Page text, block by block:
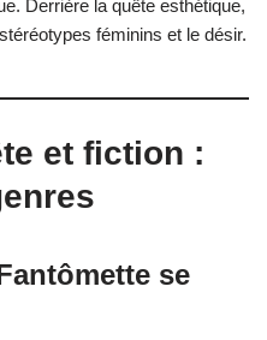
Derrière la quête esthétique,
féminins et le désir.
et fiction :
se